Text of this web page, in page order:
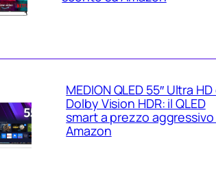
MEDION QLED 55″ Ultra
Dolby Vision HDR: il QLED
smart a prezzo
Amazon